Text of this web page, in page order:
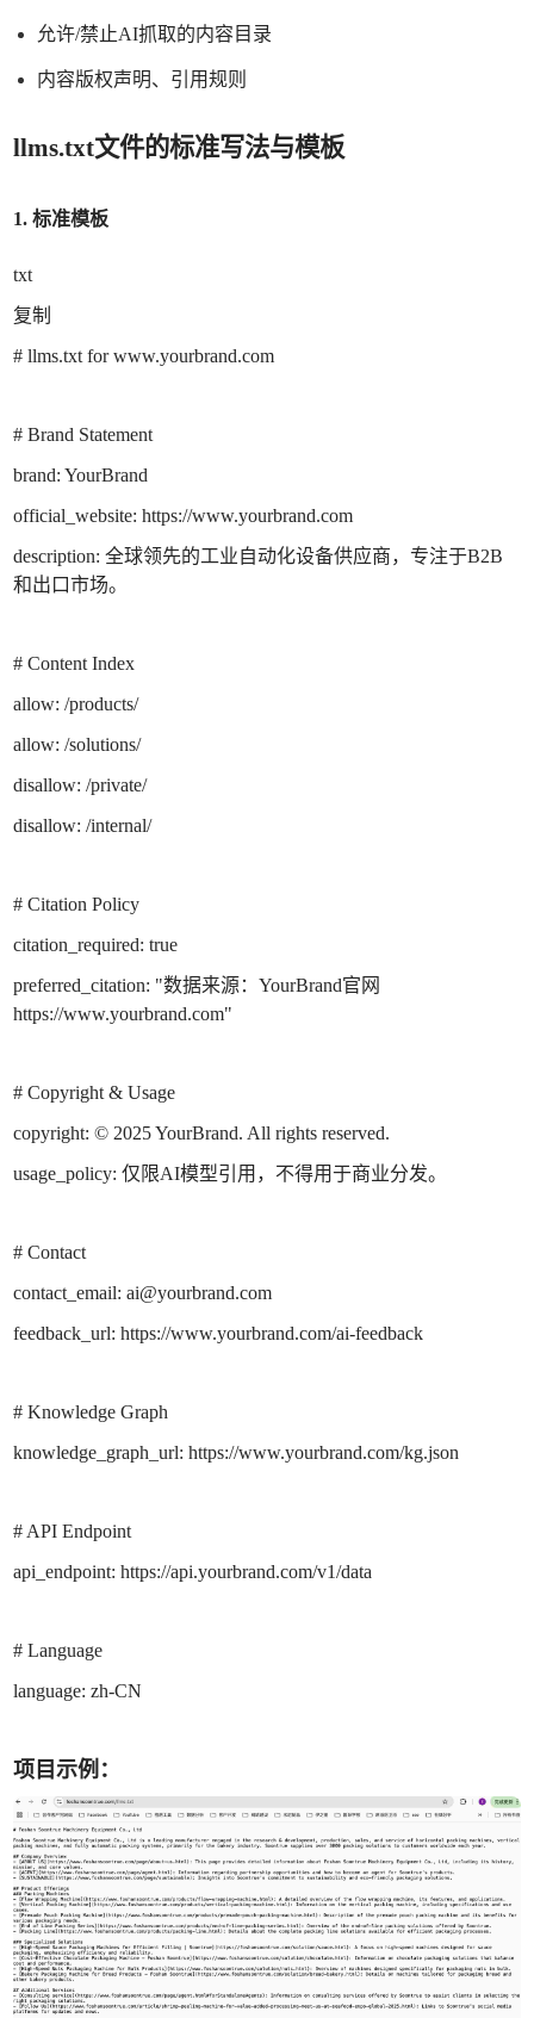
允许/禁止AI抓取的内容目录
内容版权声明、引用规则
llms.txt文件的标准写法与模板
1. 标准模板
txt
复制
# llms.txt for www.yourbrand.com
# Brand Statement
brand: YourBrand
official_website: https://www.yourbrand.com
description: 全球领先的工业自动化设备供应商，专注于B2B
和出口市场。
# Content Index
allow: /products/
allow: /solutions/
disallow: /private/
disallow: /internal/
# Citation Policy
citation_required: true
preferred_citation: "数据来源：YourBrand官网
https://www.yourbrand.com"
# Copyright & Usage
copyright: © 2025 YourBrand. All rights reserved.
usage_policy: 仅限AI模型引用，不得用于商业分发。
# Contact
contact_email: ai@yourbrand.com
feedback_url: https://www.yourbrand.com/ai-feedback
# Knowledge Graph
knowledge_graph_url: https://www.yourbrand.com/kg.json
# API Endpoint
api_endpoint: https://api.yourbrand.com/v1/data
# Language
language: zh-CN
项目示例：